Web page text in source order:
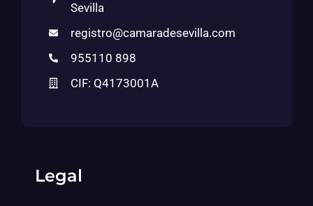
Sevilla
registro@camaradesevilla.com
955110 898
CIF: Q4173001A
Legal